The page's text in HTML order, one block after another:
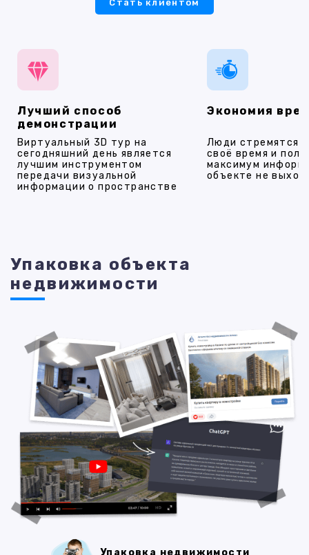
Стать клиентом
Лучший способ
демонстрации
Виртуальный 3D тур на
сегодняшний день является
лучшим инструментом
передачи визуальной
информации о пространстве
Экономия
Люди стремятся
своё время и
максимум
объекте не
Упаковка объекта
недвижимости